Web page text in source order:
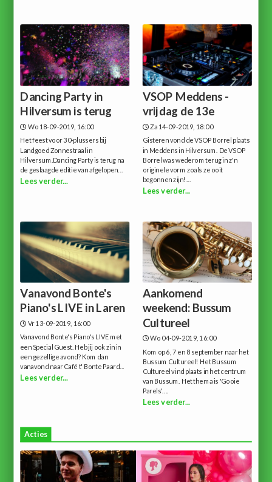
Dancing Party in
Hilversum is terug
Wo 18-09-2019, 16:00
Het feest voor 30-plussers bij
Landgoed Zonnestraal in
Hilversum.Dancing Party is terug na
de geslaagde editie van afgelopen...
Lees verder...
VSOP Meddens -
vrijdag de 13e
Za 14-09-2019, 18:00
Gisteren vond de VSOP Borrel plaats
in Meddens in Hilversum. De VSOP
Borrel was wederom terug in z'n
originele vorm zoals ze ooit
begonnen zijn!...
Lees verder...
Vanavond Bonte's
Piano's LIVE in Laren
Vr 13-09-2019, 16:00
Vanavond Bonte's Piano's LIVE met
een Special Guest. Heb jij ook zin in
een gezellige avond? Kom dan
vanavond naar Café t' Bonte Paard...
Lees verder...
Aankomend
weekend: Bussum
Cultureel
Wo 04-09-2019, 16:00
Kom op 6, 7 en 8 september naar het
Bussum Cultureel! Het Bussum
Cultureel vind plaats in het centrum
van Bussum. Het thema is 'Gooie
Parels'....
Lees verder...
Acties